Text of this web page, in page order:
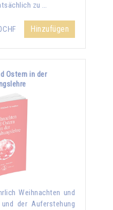
zu …
Hinzufügen
Ostern in der
Weihnachten und
der Auferstehung